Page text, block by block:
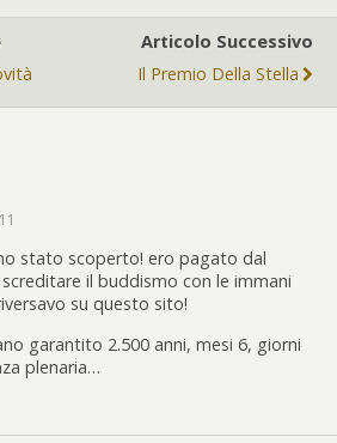
Articolo Successivo
Il Premio Della Stella
stato scoperto! ero pagato dal
il buddismo con le immani
su questo sito!
garantito 2.500 anni, mesi 6, giorni
plenaria…